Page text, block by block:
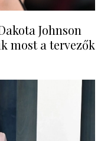
Johnson
most a tervezők